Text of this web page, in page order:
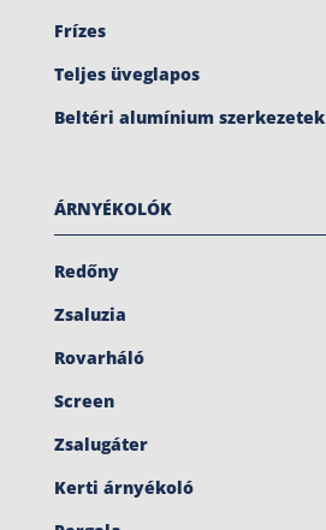
Frízes
Teljes üveglapos
Beltéri alumínium szerkezetek
ÁRNYÉKOLÓK
Redőny
Zsaluzia
Rovarháló
Screen
Zsalugáter
Kerti árnyékoló